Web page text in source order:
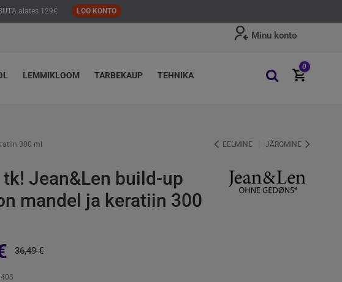
alates 129€ LOO KONTO
Minu konto
LEMMIKLOOM TARBEKAUP TEHNIKA
0
300 ml EELMINE JÄRGMINE
tk! Jean&Len build-up
mandel ja keratiin 300
36,49 €